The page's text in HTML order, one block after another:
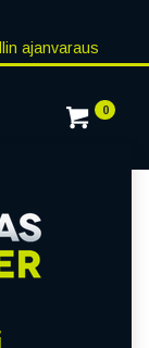
ajanvaraus
0